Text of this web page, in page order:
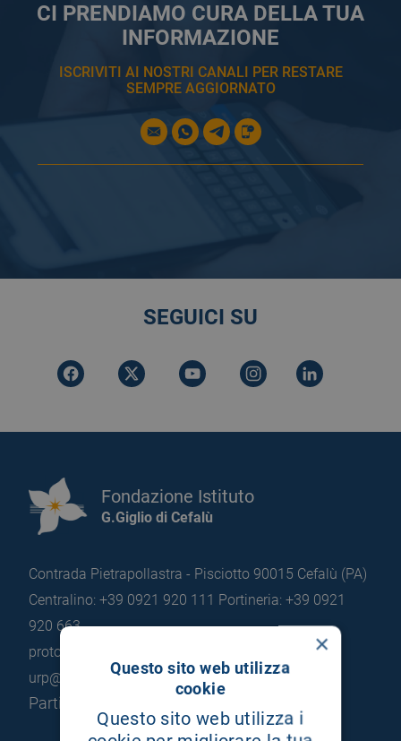
CI PRENDIAMO CURA DELLA TUA
INFORMAZIONE
ISCRIVITI AI NOSTRI CANALI PER RESTARE
SEMPRE AGGIORNATO
SEGUICI SU
Fondazione Istituto
G.Giglio di Cefalù
Contrada Pietrapollastra - Pisciotto 90015 Cefalù (PA)
Centralino: +39 0921 920 111 Portineria: +39 0921
920 663
protocollo@pec.hsrgiglio.it
urp@hsrgiglio.it
Partita IVA: 05205490823
×
Questo sito web utilizza
cookie
Questo sito web utilizza i